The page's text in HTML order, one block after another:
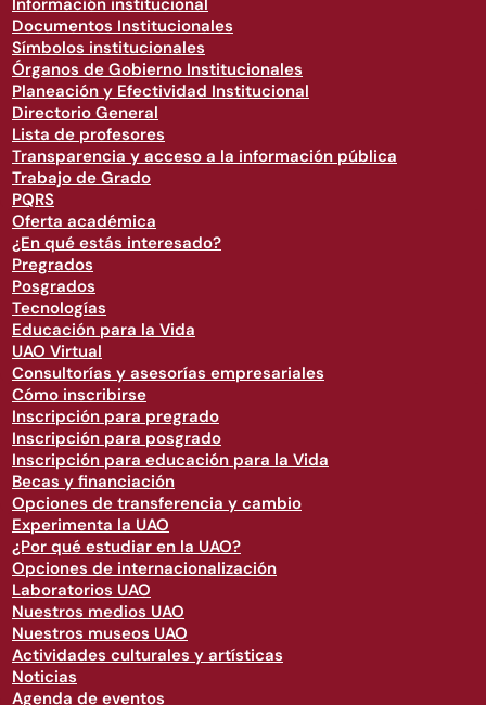
Información institucional
Documentos Institucionales
Símbolos institucionales
Órganos de Gobierno Institucionales
Planeación y Efectividad Institucional
Directorio General
Lista de profesores
Transparencia y acceso a la información pública
Trabajo de Grado
PQRS
Oferta académica
¿En qué estás interesado?
Pregrados
Posgrados
Tecnologías
Educación para la Vida
UAO Virtual
Consultorías y asesorías empresariales
Cómo inscribirse
Inscripción para pregrado
Inscripción para posgrado
Inscripción para educación para la Vida
Becas y financiación
Opciones de transferencia y cambio
Experimenta la UAO
¿Por qué estudiar en la UAO?
Opciones de internacionalización
Laboratorios UAO
Nuestros medios UAO
Nuestros museos UAO
Actividades culturales y artísticas
Noticias
Agenda de eventos